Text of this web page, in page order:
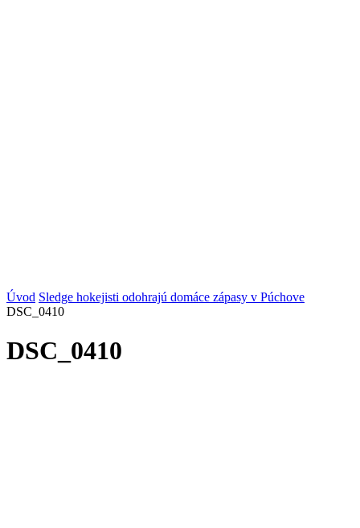
Úvod Sledge hokejisti odohrajú domáce zápasy v Púchove
DSC_0410
DSC_0410